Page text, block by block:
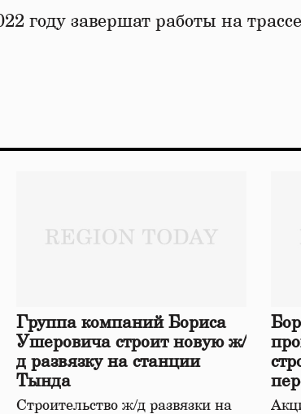
году завершат работы на
Группа компаний Бориса
Ушеровича строит новую ж/
д развязку на станции
Тында
Строительство ж/д развязки на